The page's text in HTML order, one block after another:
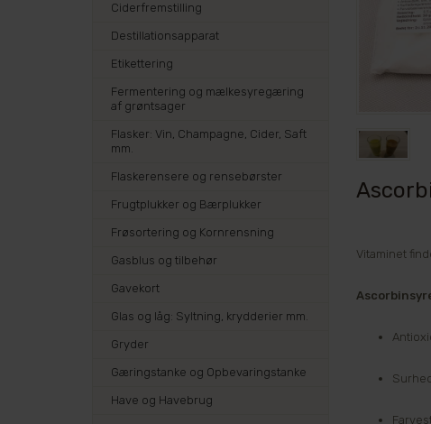
Vitaminet
Ciderfremstilling
Destillationsapparat
Etikettering
Fermentering og mælkesyregæring
af grøntsager
Flasker: Vin, Champagne, Cider, Saft
mm.
Flaskerensere og rensebørster
Frugtplukker og Bærplukker
Frøsortering og Kornrensning
Gasblus og tilbehør
Gavekort
Glas og låg: Syltning, krydderier mm.
Gryder
Gæringstanke og Opbevaringstanke
Have og Havebrug